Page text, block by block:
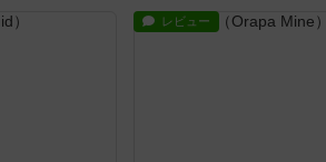
レビュー